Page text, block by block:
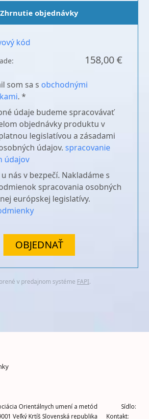
Zhrnutie objednávky
kód
158,00 €
som sa s obchodnými
. *
údaje budeme spracovávať
objednávky produktu v
legislatívou a zásadami
údajov.spracovanie
údajov
nás v bezpečí. Nakladáme s
spracovania osobných
európskej legislatívy.
OBJEDNAŤ
v predajnom systéme FAPI.
Orientálnych umení a metód Sídlo:
Veľký Krtíš Slovenská republika Kontakt: